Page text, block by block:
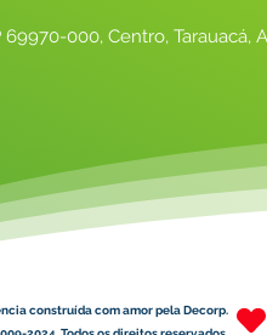
69970-000, Centro, Tarauacá,
construída com amor pela Decorp.